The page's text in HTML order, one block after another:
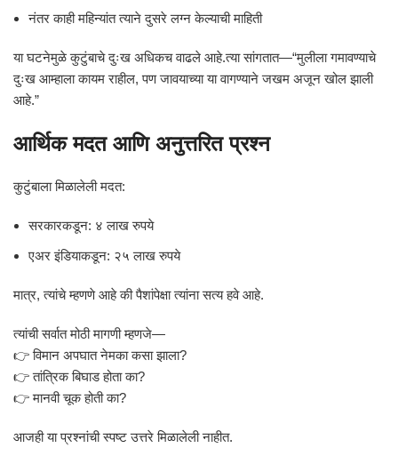
नंतर काही महिन्यांत त्याने दुसरे लग्न केल्याची माहिती
या घटनेमुळे कुटुंबाचे दुःख अधिकच वाढले आहे.त्या सांगतात—“मुलीला गमावण्याचे
दुःख आम्हाला कायम राहील, पण जावयाच्या या वागण्याने जखम अजून खोल झाली
आहे.”
आर्थिक मदत आणि अनुत्तरित प्रश्न
कुटुंबाला मिळालेली मदत:
सरकारकडून: ४ लाख रुपये
एअर इंडियाकडून: २५ लाख रुपये
मात्र, त्यांचे म्हणणे आहे की पैशांपेक्षा त्यांना सत्य हवे आहे.
त्यांची सर्वात मोठी मागणी म्हणजे—
👉 विमान अपघात नेमका कसा झाला?
👉 तांत्रिक बिघाड होता का?
👉 मानवी चूक होती का?
आजही या प्रश्नांची स्पष्ट उत्तरे मिळालेली नाहीत.